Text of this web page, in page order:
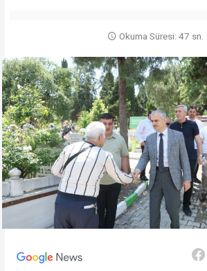
Okuma Süresi: 47 sn.